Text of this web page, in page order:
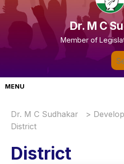
Dr. M C
Member of
MENU
Dr. M C Sudhakar >
District
District